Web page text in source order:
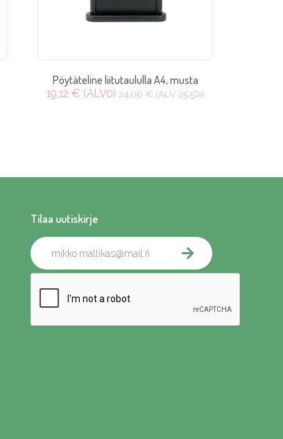
Pöytäteline liitutaululla A4, musta
19,12 € (ALV0) 24,00 € (ALV 25.5%)
Tilaa uutiskirje